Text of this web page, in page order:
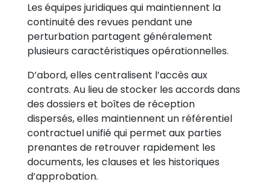
Les équipes juridiques qui maintiennent la
continuité des revues pendant une
perturbation partagent généralement
plusieurs caractéristiques opérationnelles.
D’abord, elles centralisent l’accès aux
contrats. Au lieu de stocker les accords dans
des dossiers et boîtes de réception
dispersés, elles maintiennent un référentiel
contractuel unifié qui permet aux parties
prenantes de retrouver rapidement les
documents, les clauses et les historiques
d’approbation.